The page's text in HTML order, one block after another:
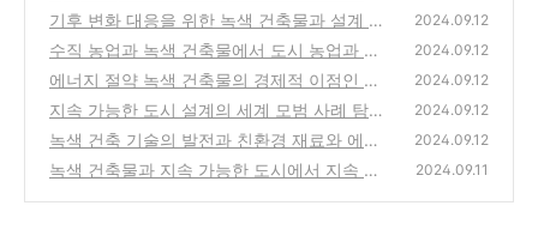
스템, 전기버스와 자전거 공유
(5)
기후 변화 대응을 위한 녹색 건축물과 설계 기
법
(0)
2024.09.12
수직 농업과 녹색 건축물에서 도시 농업과 녹
색 건축의 융합
(0)
2024.09.12
에너지 절약 녹색 건축물의 경제적 이점인 장
기적 비용 절감 효과
(2)
2024.09.12
지속 가능한 도시 설계의 세계 모범 사례 탐구
(0)
2024.09.12
녹색 건축 기술의 발전과 친환경 재료와 에너
지 효율성
(0)
2024.09.12
녹색 건축물과 지속 가능한 도시에서 지속 가
2024.09.11